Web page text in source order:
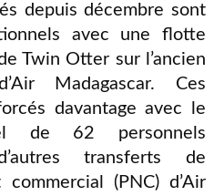
depuis décembre sont
avec une flotte
Twin Otter sur l’ancien
Madagascar. Ces
davantage avec le
de 62 personnels
transferts de
commercial (PNC) d’Air